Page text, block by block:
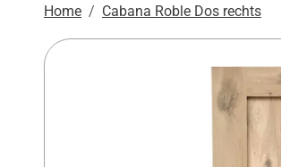
Home Cabana Roble Dos rechts